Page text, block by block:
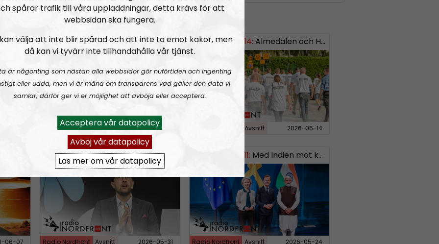
o
w
n
A
r
o
w
k
e
y
o
i
SWISH: 0738958452
RN DIREKT#415:Sommarlov och prepping SWISH: 0738958452
Radio Nordfront Avsnitt 2026-06-29
RN DIREKT#414: Almedalen och Hübinettes fall
Avsnitt 2026-06-14
06-07
RN DIREKT#412:Avsnitt fyrahundratolv SWISH: 0700738064
Radio Nordfront Avsnitt 2026-05-31
RN DIREKT#411: Med Indien mot kosmos SWISH: 0700738064
Radio Nordfront Avsnitt 2026-05-24
spårar trafik till våra uppladdningar, detta krävs för att
webbsidan ska fungera.
välja att inte blir spårad och att inte ta emot kakor, men
då kan vi tyvärr inte tillhandahålla vår tjänst.
är någonting som nästan alla webbsidor gör nuförtiden och ingenting
eller udda, men vi är måna om transparens vad gäller den data vi
samlar, därför ger vi er möjlighet att avböja eller acceptera.
Acceptera vår datapolicy
Avböj vår datapolicy
Läs mer om vår datapolicy